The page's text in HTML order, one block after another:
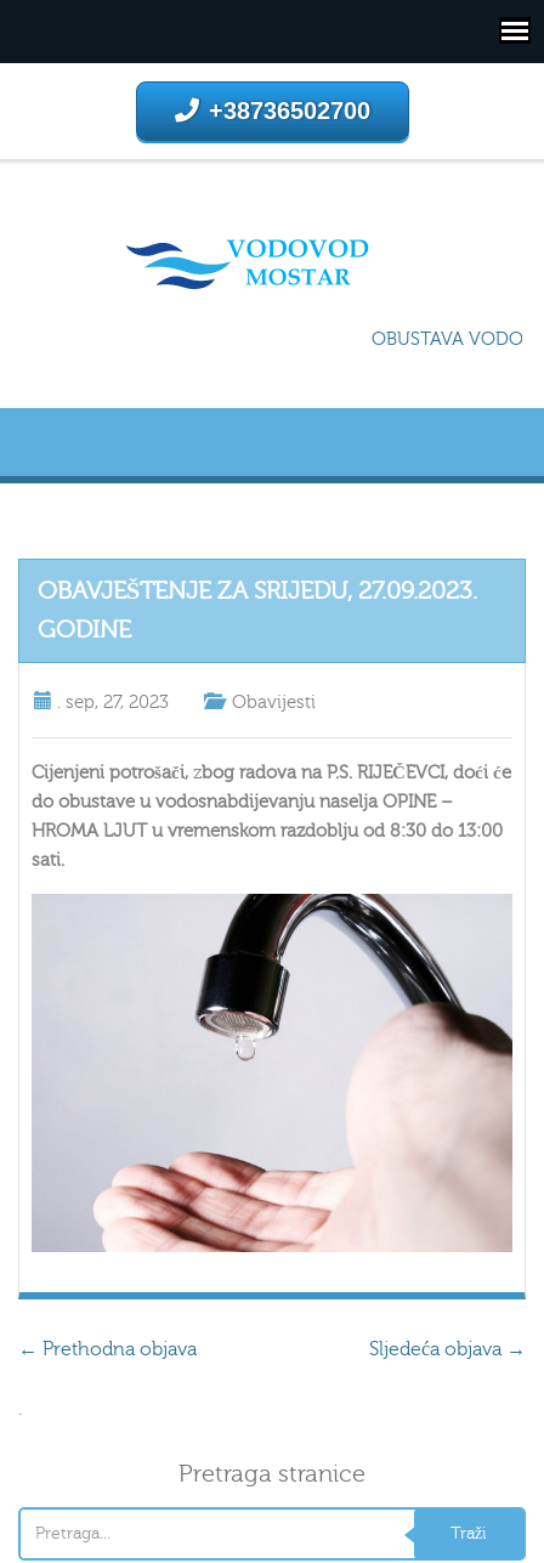
+38736502700
OBUSTAVA
OBAVJEŠTENJE ZA SRIJEDU, 27.09.2023.
GODINE
. sep, 27, 2023 Obavijesti
Cijenjeni potrošači, zbog radova na P.S. RIJEČEVCI, doći će
do obustave u vodosnabdijevanju naselja OPINE –
HROMA LJUTu vremenskom razdoblju od 8:30 do 13:00
sati.
← Prethodna objava Sljedeća objava →
.
Pretraga stranice